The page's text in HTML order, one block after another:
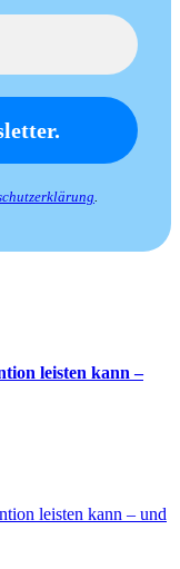
.
leisten kann –